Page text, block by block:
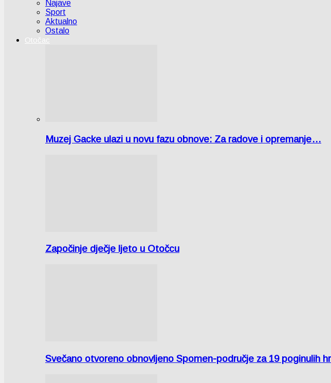
Najave
Sport
Aktualno
Ostalo
Otočac
Muzej Gacke ulazi u novu fazu obnove: Za radove i opremanje…
Započinje dječje ljeto u Otočcu
Svečano otvoreno obnovljeno Spomen-područje za 19 poginulih